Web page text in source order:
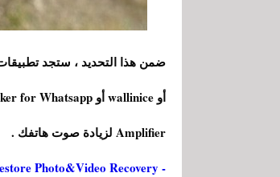
Amplifier لزيادة صوت هاتفك .
- Restore Photo&Video Recovery